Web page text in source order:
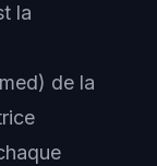
la
de la